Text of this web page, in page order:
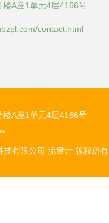
A座1单元4层4166号
contact.html
A座1单元4层4166号
技有限公司 流量计版权所有